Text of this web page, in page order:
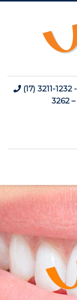
(17) 3211-1232 -
3262